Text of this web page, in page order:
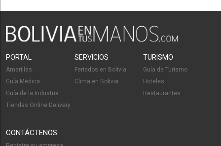
PORTAL
Amarillas
Guía Médica
Guía de la Industria
Tiendas Online Delivery
SERVICIOS
Feriados en Bolivia
Clima en Bolivia
TURISMO
Guía de Turismo
Hoteles
Restaurantes
CONTÁCTENOS